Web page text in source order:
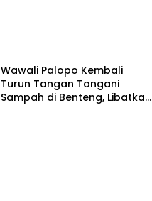
Wawali Palopo Kembali
Turun Tangan Tangani
Sampah di Benteng, Libatkan